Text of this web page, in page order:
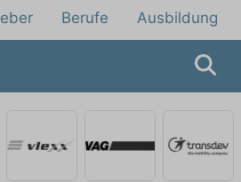
Berufe Ausbildung